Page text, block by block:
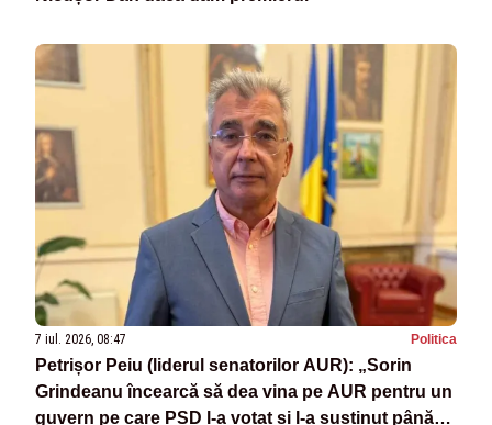
7 iul. 2026, 08:47 Politica
Petrișor Peiu (liderul senatorilor AUR): „Sorin
Grindeanu încearcă să dea vina pe AUR pentru un
guvern pe care PSD l-a votat și l-a susținut până